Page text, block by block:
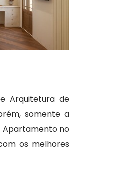
Arquitetura de
somente a
Apartamento no
os melhores